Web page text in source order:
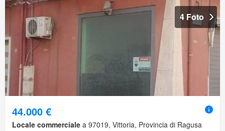
4 Foto
44.000 €
Locale commerciale a 97019, Vittoria, Provincia di Ragusa